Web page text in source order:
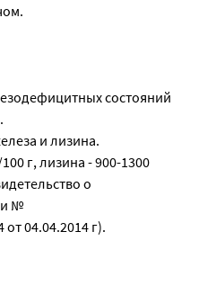
состояний
и лизина.
г, лизина - 900-1300
о
№
от 04.04.2014 г).